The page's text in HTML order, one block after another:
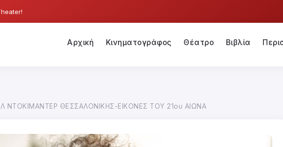
Αρχική Κινηματογράφος Θέατρο Βιβλία
ΝΤΟΚΙΜΑΝΤΕΡ ΘΕΣΣΑΛΟΝΙΚΗΣ-ΕΙΚΟΝΕΣ ΤΟΥ 21ου ΑΙΩΝΑ